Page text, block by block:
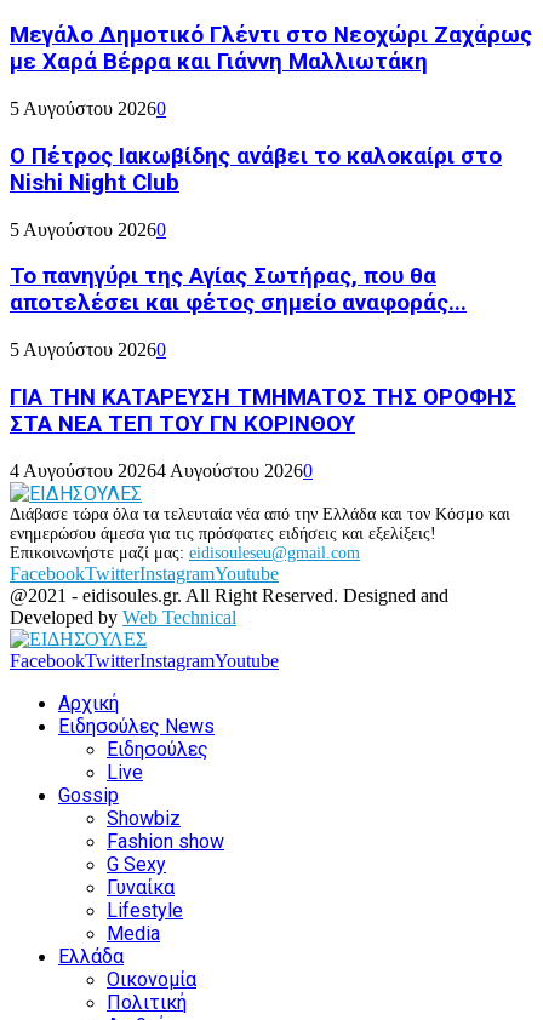
Μεγάλο Δημοτικό Γλέντι στο Νεοχώρι Ζαχάρως
με Χαρά Βέρρα και Γιάννη Μαλλιωτάκη
5 Αυγούστου 20260
Ο Πέτρος Ιακωβίδης ανάβει το καλοκαίρι στο
Nishi Night Club
5 Αυγούστου 20260
Το πανηγύρι της Αγίας Σωτήρας, που θα
αποτελέσει και φέτος σημείο αναφοράς...
5 Αυγούστου 20260
ΓΙΑ ΤΗΝ ΚΑΤΑΡΕΥΣΗ ΤΜΗΜΑΤΟΣ ΤΗΣ ΟΡΟΦΗΣ
ΣΤΑ ΝΕΑ ΤΕΠ ΤΟΥ ΓΝ ΚΟΡΙΝΘΟΥ
4 Αυγούστου 20264 Αυγούστου 20260
Διάβασε τώρα όλα τα τελευταία νέα από την Ελλάδα και τον Κόσμο και
ενημερώσου άμεσα για τις πρόσφατες ειδήσεις και εξελίξεις!
Επικοινωνήστε μαζί μας: eidisouleseu@gmail.com
FacebookTwitterInstagramYoutube
@2021 - eidisoules.gr. All Right Reserved. Designed and
Developed by Web Technical
FacebookTwitterInstagramYoutube
Αρχική
Ειδησούλες News
Ειδησούλες
Live
Gossip
Showbiz
Fashion show
G Sexy
Γυναίκα
Lifestyle
Media
Ελλάδα
Οικονομία
Πολιτική